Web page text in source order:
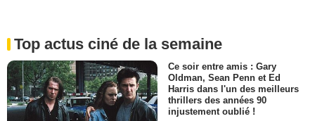
Top actus ciné de la semaine
Ce soir entre amis : Gary
Oldman, Sean Penn et Ed
Harris dans l'un des meilleurs
thrillers des années 90
injustement oublié !